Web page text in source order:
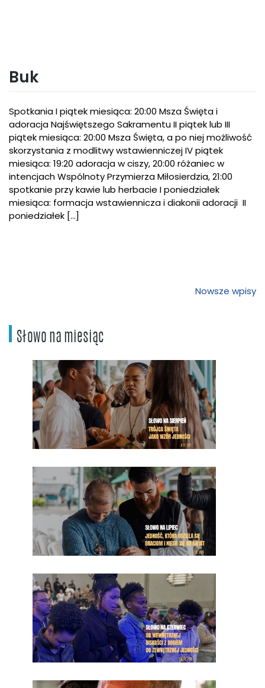
Buk
Spotkania I piątek miesiąca: 20:00 Msza Święta i
adoracja Najświętszego Sakramentu II piątek lub III
piątek miesiąca: 20:00 Msza Święta, a po niej możliwość
skorzystania z modlitwy wstawienniczej IV piątek
miesiąca: 19:20 adoracja w ciszy, 20:00 różaniec w
intencjach Wspólnoty Przymierza Miłosierdzia, 21:00
spotkanie przy kawie lub herbacie I poniedziałek
miesiąca: formacja wstawiennicza i diakonii adoracji II
poniedziałek […]
wpisach
Nowsze wpisy
Słowo na miesiąc